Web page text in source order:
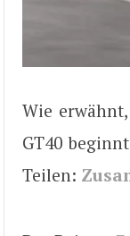
Wie
GT40
Teilen: